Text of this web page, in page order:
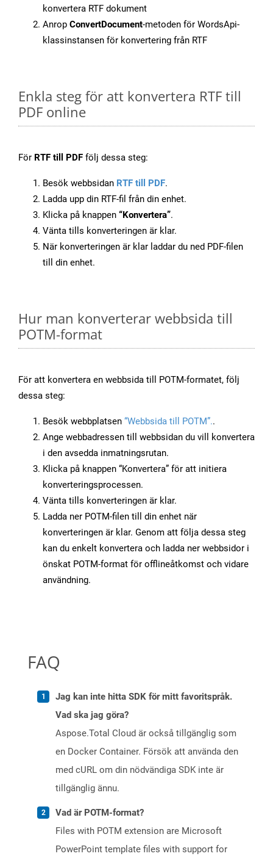
konvertera RTF dokument
Anrop ConvertDocument-metoden för WordsApi-
klassinstansen för konvertering från RTF
Enkla steg för att konvertera RTF till
PDF online
För RTF till PDF följ dessa steg:
Besök webbsidan RTF till PDF.
Ladda upp din RTF-fil från din enhet.
Klicka på knappen “Konvertera”.
Vänta tills konverteringen är klar.
När konverteringen är klar laddar du ned PDF-filen
till din enhet.
Hur man konverterar webbsida till
POTM-format
För att konvertera en webbsida till POTM-formatet, följ
dessa steg:
Besök webbplatsen “Webbsida till POTM”..
Ange webbadressen till webbsidan du vill konvertera
i den avsedda inmatningsrutan.
Klicka på knappen “Konvertera” för att initiera
konverteringsprocessen.
Vänta tills konverteringen är klar.
Ladda ner POTM-filen till din enhet när
konverteringen är klar. Genom att följa dessa steg
kan du enkelt konvertera och ladda ner webbsidor i
önskat POTM-format för offlineåtkomst och vidare
användning.
FAQ
Jag kan inte hitta SDK för mitt favoritspråk.
Vad ska jag göra?
Aspose.Total Cloud är också tillgänglig som
en Docker Container. Försök att använda den
med cURL om din nödvändiga SDK inte är
tillgänglig ännu.
Vad är POTM-format?
Files with POTM extension are Microsoft
PowerPoint template files with support for